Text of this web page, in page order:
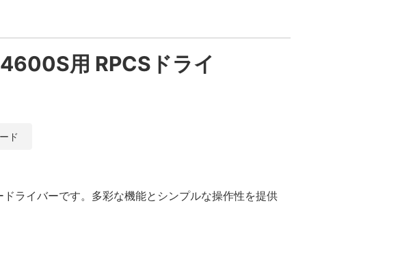
用 RPCSドライ
ド
ライバーです。多彩な機能とシンプルな操作性を提供